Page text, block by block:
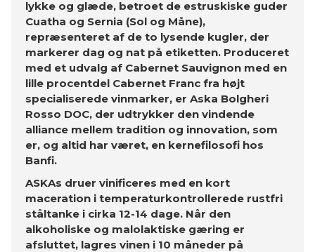
lykke og glæde, betroet de estruskiske guder
Cuatha og Sernia (Sol og Måne),
repræsenteret af de to lysende kugler, der
markerer dag og nat på etiketten. Produceret
med et udvalg af Cabernet Sauvignon med en
lille procentdel Cabernet Franc fra højt
specialiserede vinmarker, er Aska Bolgheri
Rosso DOC, der udtrykker den vindende
alliance mellem tradition og innovation, som
er, og altid har været, en kernefilosofi hos
Banfi.
ASKAs druer vinificeres med en kort
maceration i temperaturkontrollerede rustfri
ståltanke i cirka 12-14 dage. Når den
alkoholiske og malolaktiske gæring er
afsluttet, lagres vinen i 10 måneder på